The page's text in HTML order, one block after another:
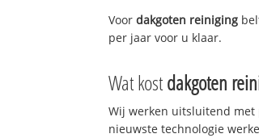
Voordakgoten reiniging
per jaar voor u klaar.
Wat kostdakgoten
Wij werken uitsluitend met
nieuwste technologie